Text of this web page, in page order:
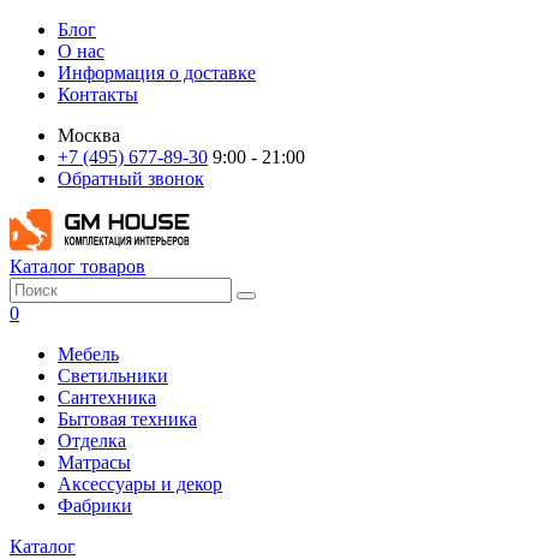
Блог
О нас
Информация о доставке
Контакты
Москва
+7 (495) 677-89-30 9:00 - 21:00
Обратный звонок
Каталог товаров
0
Мебель
Светильники
Сантехника
Бытовая техника
Отделка
Матрасы
Аксессуары и декор
Фабрики
Каталог